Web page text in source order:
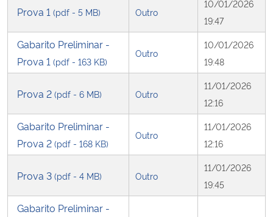
Prova 1 (pdf - 5 MB) Outro
10/01/2026
19:47
Gabarito Preliminar -
Prova 1 (pdf - 163 KB)
Outro
10/01/2026
19:48
Prova 2 (pdf - 6 MB) Outro
11/01/2026
12:16
Gabarito Preliminar -
Prova 2 (pdf - 168 KB)
Outro
11/01/2026
12:16
Prova 3 (pdf - 4 MB) Outro
11/01/2026
19:45
Gabarito Preliminar -